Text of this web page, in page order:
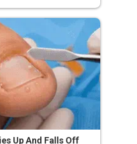
Up And Falls Off